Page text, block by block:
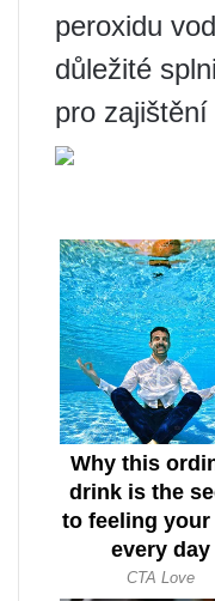
peroxidu
důležité
pro